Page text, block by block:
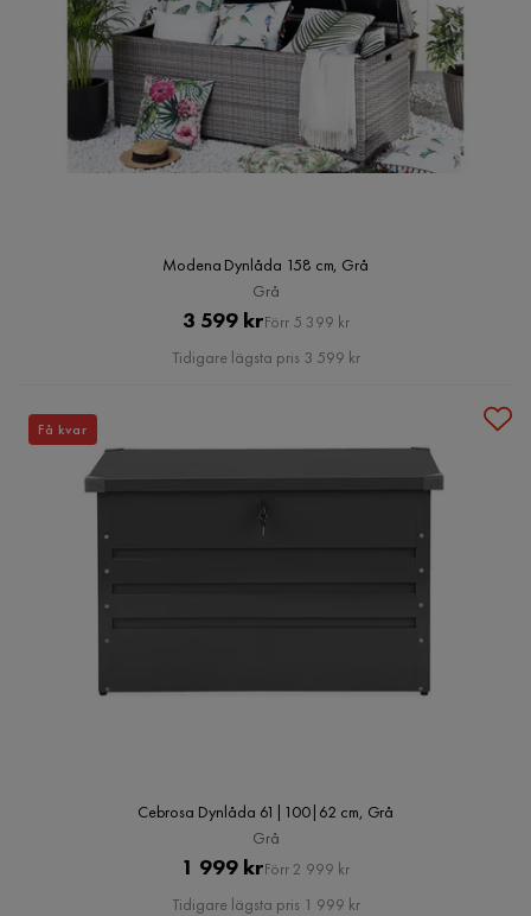
Modena Dynlåda 158 cm, Grå
Grå
Pris
3 599 krOriginal
Pris
Förr 5 399 kr
Tidigare lägsta pris 3 599 kr
Cebrosa Dynlåda 61|100|62 cm, Grå
Grå
Pris
1 999 krOriginal
Pris
Förr 2 999 kr
Tidigare lägsta pris 1 999 kr
Få kvar